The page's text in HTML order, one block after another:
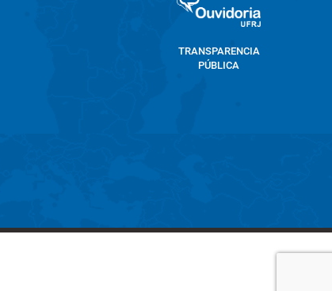
TRANSPARENCIA
PÚBLICA